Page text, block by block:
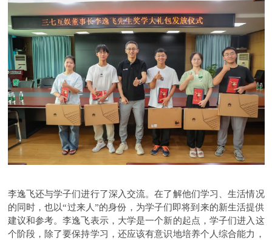
李逸飞还与学子们进行了深入交流。在了解他们学习、生活情况
的同时，也以“过来人”的身份，为学子们即将到来的新生活提供
建议和参考。李逸飞表示，大学是一个新的起点，学子们进入这
个阶段，除了要保持学习，还应该有意识地培养个人综合能力，